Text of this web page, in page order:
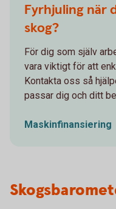
Fyrhjuling när
skog?
För dig som själv
vara viktigt för att
Kontakta oss så
passar dig och ditt
Maskinfinansiering